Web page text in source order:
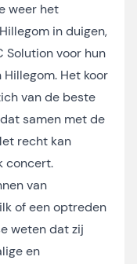
weer het
in duigen,
Solution voor hun
Het koor
van de beste
samen met de
recht kan
concert.
van
of een optreden
weten dat zij
en